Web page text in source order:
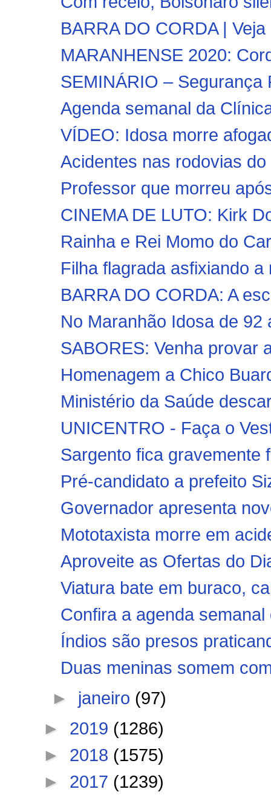
BARRA DO CORDA |
MARANHENSE 2020:
SEMINÁRIO – Segurança
Agenda semanal da
VÍDEO: Idosa morre
Acidentes nas rodovias
Professor que morreu
CINEMA DE LUTO: Kirk
Rainha e Rei Momo do
Filha flagrada asfixiando
BARRA DO CORDA: A
No Maranhão Idosa de
SABORES: Venha provar
Homenagem a Chico
Ministério da Saúde
UNICENTRO - Faça o
Sargento fica gravemente
Pré-candidato a prefeito
Governador apresenta
Mototaxista morre em
Aproveite as Ofertas do
Viatura bate em buraco,
Confira a agenda
Índios são presos
Duas meninas somem
► janeiro (97)
► 2019 (1286)
► 2018 (1575)
► 2017 (1239)